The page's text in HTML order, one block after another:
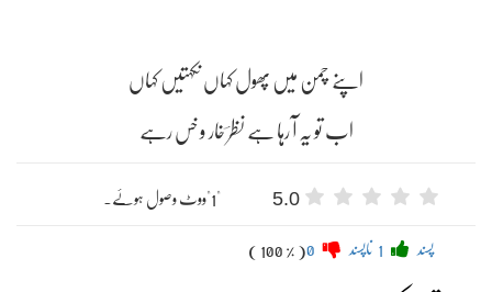
اپنے چمن میں پھول کہاں نکہتیں کہاں
اب تو یہ آ رہا ہے نظرؔ خار و خس رہے
5.0 "1"ووٹ وصول ہوئے۔
پسند ناپسند ( 100 % )